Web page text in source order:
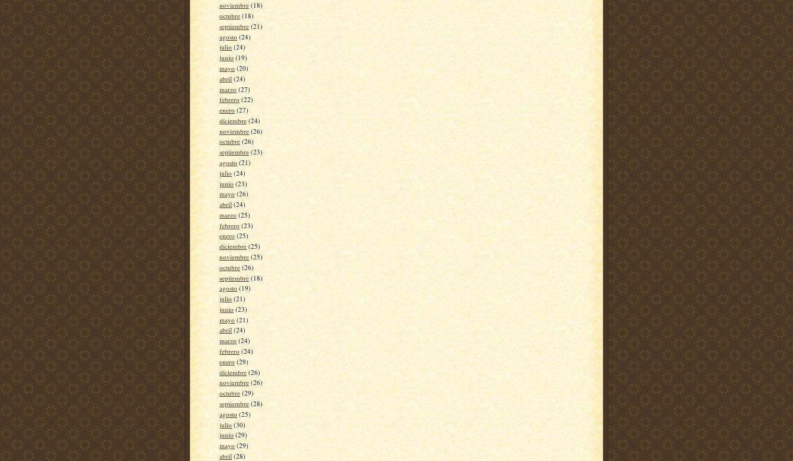
noviembre (18)
octubre (18)
septiembre (21)
agosto (24)
julio (24)
junio (19)
mayo (20)
abril (24)
marzo (27)
febrero (22)
enero (27)
diciembre (24)
noviembre (26)
octubre (26)
septiembre (23)
agosto (21)
julio (24)
junio (23)
mayo (26)
abril (24)
marzo (25)
febrero (23)
enero (25)
diciembre (25)
noviembre (25)
octubre (26)
septiembre (18)
agosto (19)
julio (21)
junio (23)
mayo (21)
abril (24)
marzo (24)
febrero (24)
enero (29)
diciembre (26)
noviembre (26)
octubre (29)
septiembre (28)
agosto (25)
julio (30)
junio (29)
mayo (29)
abril (28)